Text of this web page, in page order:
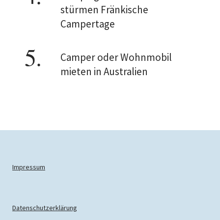
stürmen Fränkische
Campertage
Camper oder Wohnmobil
mieten in Australien
Impressum
Datenschutzerklärung